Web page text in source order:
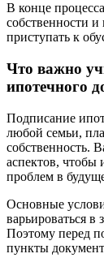
В конце
собственности
приступать к
Что важно
ипотечного
Подписание
любой семьи,
собственность.
аспектов,
проблем в
Основные
варьироваться в
Поэтому перед
пункты